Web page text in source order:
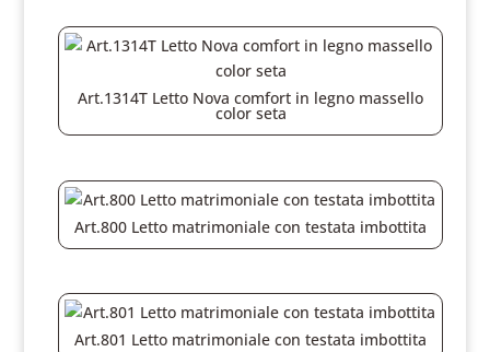
Art.1314T Letto Nova comfort in legno massello
color seta
Art.800 Letto matrimoniale con testata imbottita
Art.801 Letto matrimoniale con testata imbottita